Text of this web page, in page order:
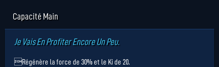
Capacité Main
Je Vais En Profiter Encore Un Peu.
Régénère la force de 30% et le Ki de 20.